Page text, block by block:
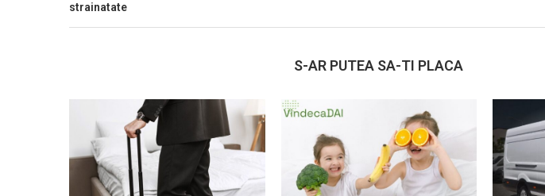
strainatate
S-AR PUTEA SA-TI PLACA